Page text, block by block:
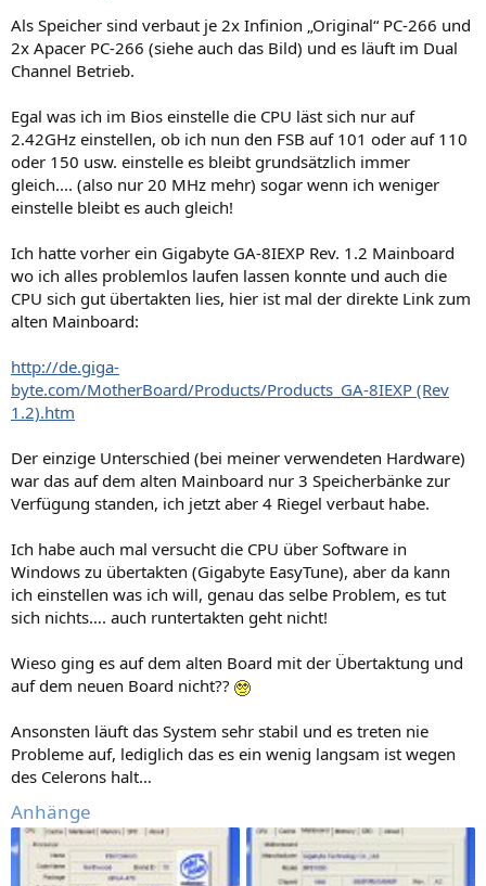
Als Speicher sind verbaut je 2x Infinion „Original“ PC-266 und
2x Apacer PC-266 (siehe auch das Bild) und es läuft im Dual
Channel Betrieb.
Egal was ich im Bios einstelle die CPU läst sich nur auf
2.42GHz einstellen, ob ich nun den FSB auf 101 oder auf 110
oder 150 usw. einstelle es bleibt grundsätzlich immer
gleich.... (also nur 20 MHz mehr) sogar wenn ich weniger
einstelle bleibt es auch gleich!
Ich hatte vorher ein Gigabyte GA-8IEXP Rev. 1.2 Mainboard
wo ich alles problemlos laufen lassen konnte und auch die
CPU sich gut übertakten lies, hier ist mal der direkte Link zum
alten Mainboard:
http://de.giga-
byte.com/MotherBoard/Products/Products_GA-8IEXP (Rev
1.2).htm
Der einzige Unterschied (bei meiner verwendeten Hardware)
war das auf dem alten Mainboard nur 3 Speicherbänke zur
Verfügung standen, ich jetzt aber 4 Riegel verbaut habe.
Ich habe auch mal versucht die CPU über Software in
Windows zu übertakten (Gigabyte EasyTune), aber da kann
ich einstellen was ich will, genau das selbe Problem, es tut
sich nichts…. auch runtertakten geht nicht!
Wieso ging es auf dem alten Board mit der Übertaktung und
auf dem neuen Board nicht??
Ansonsten läuft das System sehr stabil und es treten nie
Probleme auf, lediglich das es ein wenig langsam ist wegen
des Celerons halt…
Anhänge